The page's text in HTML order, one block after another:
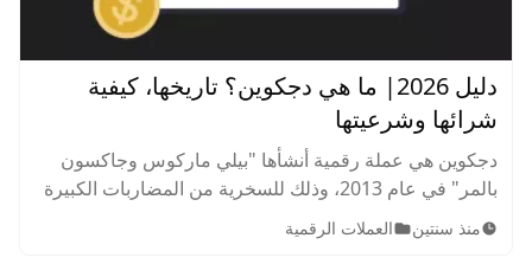
دليل 2026| ما هي دجكوين؟ تاريخها، كيفية
شرائها وشرعيتها
دجكوين هي عملة رقمية أنشأها "بيلي ماركوس وجاكسون
بالمر" في عام 2013، وذلك للسخرية من المضاربات الكبيرة
في سوق العملات الرقمية في ذلك الوقت. فكيف يمكنك
منذ سنتين العملات الرقمية